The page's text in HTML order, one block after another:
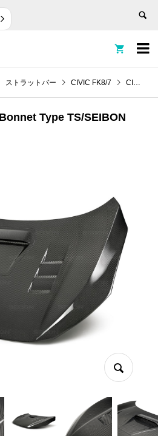


ストラットバー CIVIC FK8/7 CIVIC FK8 Carbon Bonnet Type TS/SEIBON
Type TS/SEIBON